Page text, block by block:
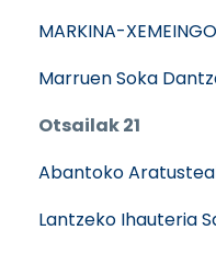
MARKINA-
Marruen Soka
Otsailak 21
Abantoko Aratusteak
Lantzeko Ihauteria